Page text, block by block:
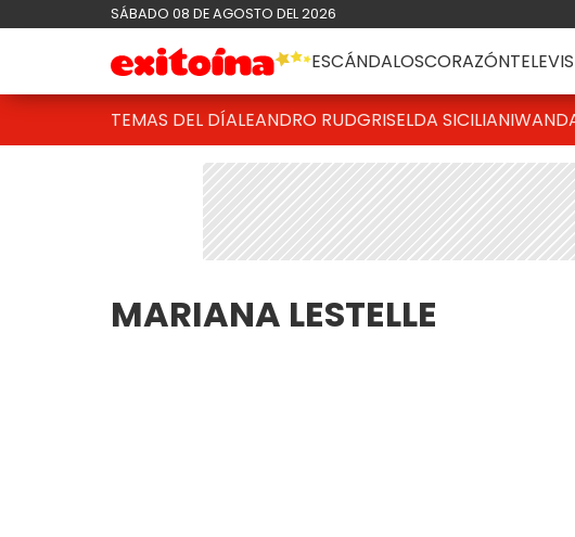
SÁBADO 08 DE AGOSTO DEL 2026
ESCÁNDALOSCORAZÓN
TEMAS DEL DÍALEANDRO RUDGRISELDA SICILIANI
MARIANA LESTELLE